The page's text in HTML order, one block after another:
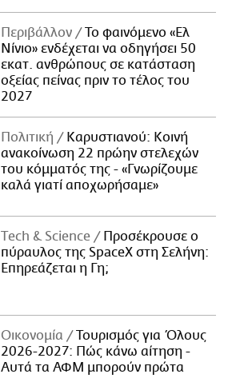
Περιβάλλον
Το φαινόμενο «Ελ
Νίνιο» ενδέχεται να οδηγήσει 50
εκατ. ανθρώπους σε κατάσταση
οξείας πείνας πριν το τέλος του
2027
Πολιτική
Καρυστιανού: Κοινή
ανακοίνωση 22 πρώην στελεχών
του κόμματός της - «Γνωρίζουμε
καλά γιατί αποχωρήσαμε»
Τech & Science
Προσέκρουσε ο
πύραυλος της SpaceX στη Σελήνη:
Επηρεάζεται η Γη;
Οικονομία
Τουρισμός για Όλους
2026-2027: Πώς κάνω αίτηση -
Αυτά τα ΑΦΜ μπορούν πρώτα